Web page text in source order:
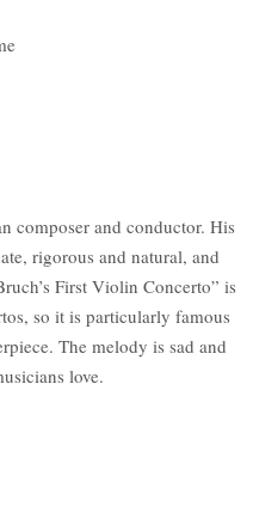
composer and conductor. His
rigorous and natural, and
First Violin Concerto” is
so it is particularly famous
The melody is sad and
love.